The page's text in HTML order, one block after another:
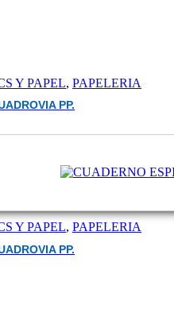
Y PAPEL, PAPELERIA
PP.
Y PAPEL, PAPELERIA
PP.